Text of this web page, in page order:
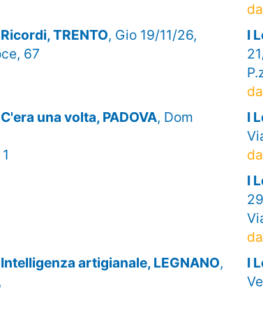
da
TRENTO, Gio 19/11/26,
67
I
da
una volta, PADOVA, Dom
I
da
I
da
artigianale, LEGNANO,
I